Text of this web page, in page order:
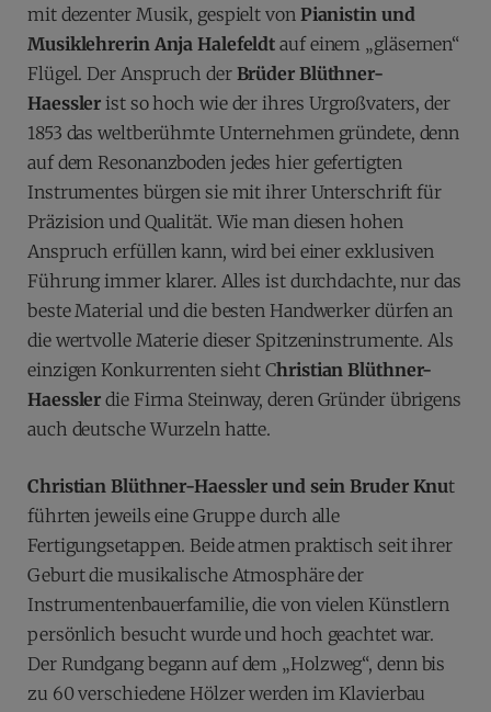
mit dezenter Musik, gespielt von Pianistin und
Musiklehrerin Anja Halefeldt auf einem „gläsernen“
Flügel. Der Anspruch der Brüder Blüthner-
Haessler ist so hoch wie der ihres Urgroßvaters, der
1853 das weltberühmte Unternehmen gründete, denn
auf dem Resonanzboden jedes hier gefertigten
Instrumentes bürgen sie mit ihrer Unterschrift für
Präzision und Qualität. Wie man diesen hohen
Anspruch erfüllen kann, wird bei einer exklusiven
Führung immer klarer. Alles ist durchdachte, nur das
beste Material und die besten Handwerker dürfen an
die wertvolle Materie dieser Spitzeninstrumente. Als
einzigen Konkurrenten sieht Christian Blüthner-
Haessler die Firma Steinway, deren Gründer übrigens
auch deutsche Wurzeln hatte.
Christian Blüthner-Haessler und sein Bruder Knut
führten jeweils eine Gruppe durch alle
Fertigungsetappen. Beide atmen praktisch seit ihrer
Geburt die musikalische Atmosphäre der
Instrumentenbauerfamilie, die von vielen Künstlern
persönlich besucht wurde und hoch geachtet war.
Der Rundgang begann auf dem „Holzweg“, denn bis
zu 60 verschiedene Hölzer werden im Klavierbau